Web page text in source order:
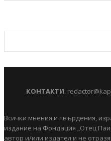
КОНТАКТИ:
Всички мнения и твърдения,
издание на Фондация „Отец
автор и/или издател и не